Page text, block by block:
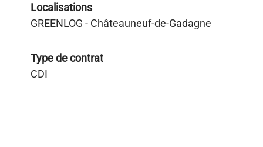
Localisations
GREENLOG - Châteauneuf-de-Gadagne
Type de contrat
CDI